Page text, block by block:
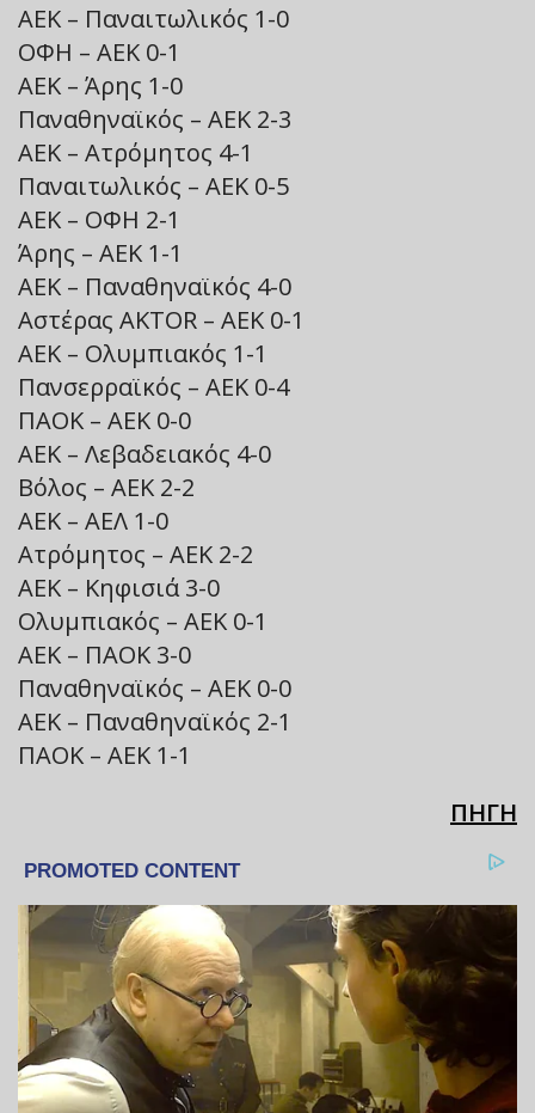
ΑΕΚ – Παναιτωλικός 1-0
ΟΦΗ – ΑΕΚ 0-1
ΑΕΚ – Άρης 1-0
Παναθηναϊκός – ΑΕΚ 2-3
ΑΕΚ – Ατρόμητος 4-1
Παναιτωλικός – ΑΕΚ 0-5
ΑΕΚ – ΟΦΗ 2-1
Άρης – ΑΕΚ 1-1
ΑΕΚ – Παναθηναϊκός 4-0
Αστέρας AKTOR – ΑΕΚ 0-1
ΑΕΚ – Ολυμπιακός 1-1
Πανσερραϊκός – ΑΕΚ 0-4
ΠΑΟΚ – ΑΕΚ 0-0
ΑΕΚ – Λεβαδειακός 4-0
Βόλος – ΑΕΚ 2-2
ΑΕΚ – ΑΕΛ 1-0
Ατρόμητος – ΑΕΚ 2-2
ΑΕΚ – Κηφισιά 3-0
Ολυμπιακός – ΑΕΚ 0-1
ΑΕΚ – ΠΑΟΚ 3-0
Παναθηναϊκός – ΑΕΚ 0-0
ΑΕΚ – Παναθηναϊκός 2-1
ΠΑΟΚ – ΑΕΚ 1-1
ΠΗΓΗ